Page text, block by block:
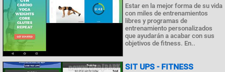
Estar en la mejor forma de su vida
con miles de entrenamientos
libres y programas de
entrenamiento personalizados
que ayudarán a acabar con sus
objetivos de fitness. En..
SIT UPS - FITNESS